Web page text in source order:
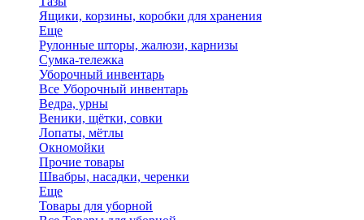
Ящики, корзины, коробки для хранения
Еще
Рулонные шторы, жалюзи, карнизы
Сумка-тележка
Уборочный инвентарь
Все Уборочный инвентарь
Ведра, урны
Веники, щётки, совки
Лопаты, мётлы
Окномойки
Прочие товары
Швабры, насадки, черенки
Еще
Товары для уборной